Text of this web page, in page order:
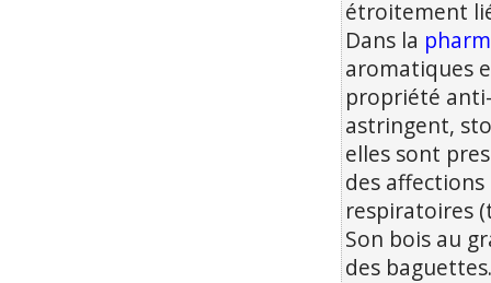
étroitement
Dans la
aromatiques
propriété
astringent,
elles sont
des
respiratoires
Son bois au
des baguettes.